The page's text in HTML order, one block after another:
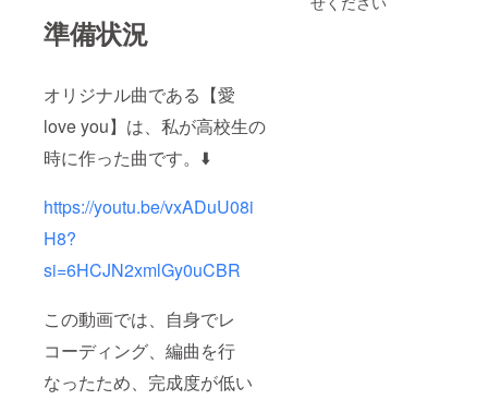
準備状況
オリジナル曲である【愛
love you】は、私が高校生の
時に作った曲です。⬇️
https://youtu.be/vxADuU08i
H8?
si=6HCJN2xmlGy0uCBR
この動画では、自身でレ
コーディング、編曲を行
なったため、完成度が低い